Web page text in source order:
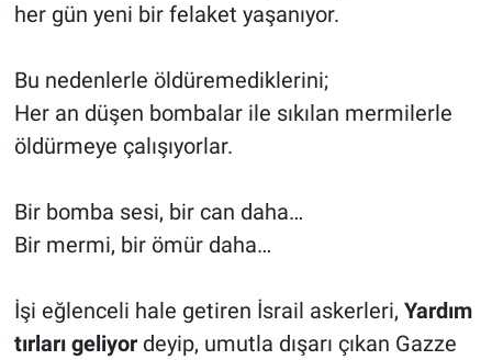
her gün yeni bir felaket yaşanıyor.
Bu nedenlerle öldüremediklerini;
Her an düşen bombalar ile sıkılan mermilerle
öldürmeye çalışıyorlar.
Bir bomba sesi, bir can daha…
Bir mermi, bir ömür daha…
İşi eğlenceli hale getiren İsrail askerleri, Yardım
tırları geliyordeyip, umutla dışarı çıkan Gazze